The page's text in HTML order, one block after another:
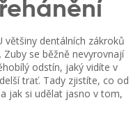
většiny dentálních zákroků
se běžně nevyrovnají
odstín, jaký vidíte v
trať. Tady zjistíte, co od
jak si udělat jasno v tom,